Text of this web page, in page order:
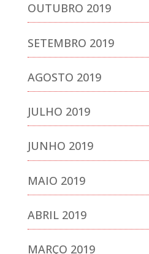
OUTUBRO 2019
SETEMBRO 2019
AGOSTO 2019
JULHO 2019
JUNHO 2019
MAIO 2019
ABRIL 2019
MARÇO 2019